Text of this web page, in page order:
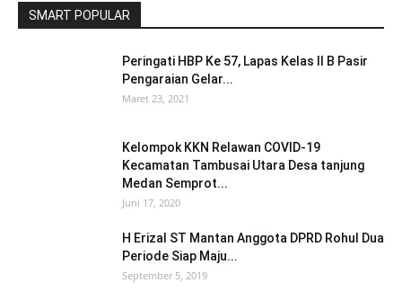
SMART POPULAR
Peringati HBP Ke 57, Lapas Kelas II B Pasir
Pengaraian Gelar...
Maret 23, 2021
Kelompok KKN Relawan COVID-19
Kecamatan Tambusai Utara Desa tanjung
Medan Semprot...
Juni 17, 2020
H Erizal ST Mantan Anggota DPRD Rohul Dua
Periode Siap Maju...
September 5, 2019